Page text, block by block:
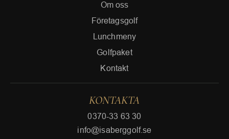
Om oss
Företagsgolf
Lunchmeny
Golfpaket
Kontakt
KONTAKTA
0370-33 63 30
info@isaberggolf.se